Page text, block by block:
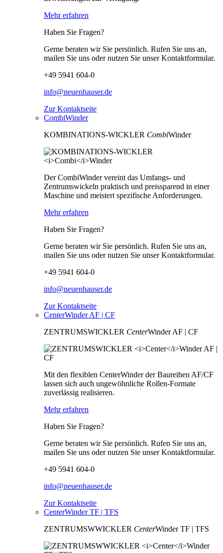
Mehr erfahren
Haben Sie Fragen?
Gerne beraten wir Sie persönlich. Rufen Sie uns an,
mailen Sie uns oder nutzen Sie unser Kontaktformular.
+49 5941 604-0
info@neuenhauser.de
Zur Kontaktseite
CombiWinder
KOMBINATIONS-WICKLER CombiWinder
Der CombiWinder vereint das Umfangs- und
Zentrumswickeln praktisch und preissparend in einer
Maschine und meistert spezifische Anforderungen.
Mehr erfahren
Haben Sie Fragen?
Gerne beraten wir Sie persönlich. Rufen Sie uns an,
mailen Sie uns oder nutzen Sie unser Kontaktformular.
+49 5941 604-0
info@neuenhauser.de
Zur Kontaktseite
CenterWinder AF | CF
ZENTRUMSWICKLER CenterWinder AF | CF
Mit den flexiblen CenterWinder der Baureihen AF/CF
lassen sich auch ungewöhnliche Rollen-Formate
zuverlässig realisieren.
Mehr erfahren
Haben Sie Fragen?
Gerne beraten wir Sie persönlich. Rufen Sie uns an,
mailen Sie uns oder nutzen Sie unser Kontaktformular.
+49 5941 604-0
info@neuenhauser.de
Zur Kontaktseite
CenterWinder TF | TFS
ZENTRUMSWWICKLER CenterWinder TF | TFS